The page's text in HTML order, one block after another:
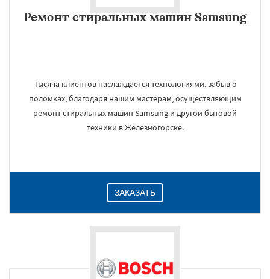
Ремонт стиральных машин Samsung
Тысяча клиентов наслаждается технологиями, забыв о
поломках, благодаря нашим мастерам, осуществляющим
ремонт стиральных машин Samsung и другой бытовой
техники в Железногорске.
ЗАКАЗАТЬ